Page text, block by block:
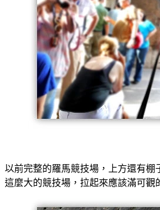
以前完整的羅馬競技場，上方還有棚
這麼大的競技場，拉起來應該滿可觀